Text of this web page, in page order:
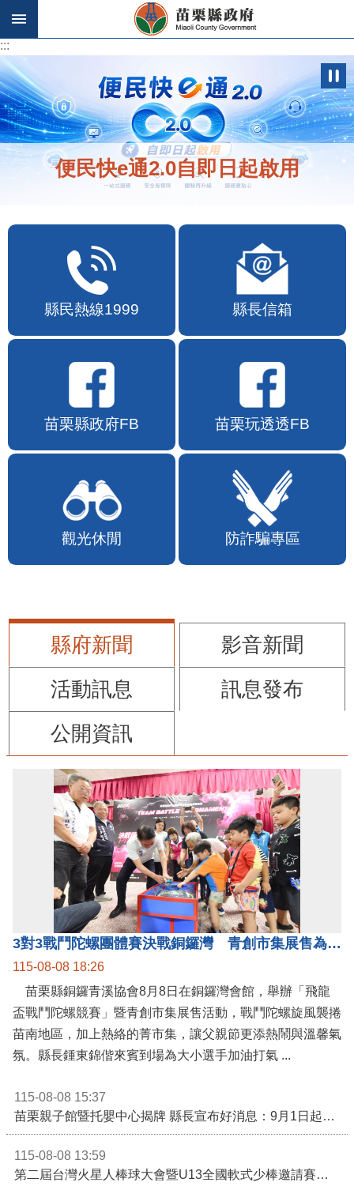
跳到主要內容區塊
:::
:::
便民快e通2.0自即日起啟用
縣民熱線1999 縣長信箱
苗栗縣政府FB 苗栗玩透透FB
觀光休閒 防詐騙專區
縣府新聞
影音新聞
活動訊息
訊息發布
公開資訊
3對3戰鬥陀螺團體賽決戰銅鑼灣 青創市集展售為父親節增添繽紛
115-08-08 18:26
苗栗縣銅鑼青溪協會8月8日在銅鑼灣會館，舉辦「飛龍
盃戰鬥陀螺競賽」暨青創市集展售活動，戰鬥陀螺旋風襲捲
苗南地區，加上熱絡的菁市集，讓父親節更添熱鬧與溫馨氣
氛。縣長鍾東錦偕來賓到場為大小選手加油打氣 ...
115-08-08 15:37
苗栗親子館暨托嬰中心揭牌 縣長宣布好消息：9月1日起調降臨時托嬰費用
115-08-08 13:59
第二屆台灣火星人棒球大會暨U13全國軟式少棒邀請賽在苗栗舉辦